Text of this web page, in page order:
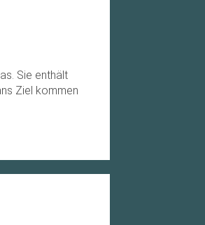
Sie enthält
Ziel kommen